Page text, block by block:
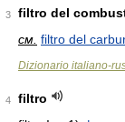
3
filtro del
см. filtro del
Dizionario italiano-
4
filtro